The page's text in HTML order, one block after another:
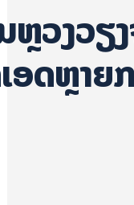
ຫຼວງວຽ
ອດ​ຫຼາຍ